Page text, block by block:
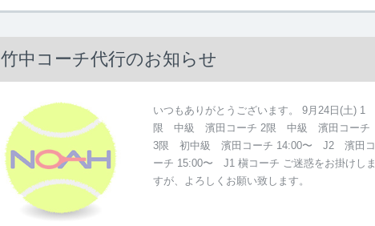
竹中コーチ代行のお知らせ
いつもありがとうございます。 9月24日(土) 1
限 中級 濱田コーチ 2限 中級 濱田コーチ
3限 初中級 濱田コーチ 14:00〜 J2 濱田コ
ーチ 15:00〜 J1 槇コーチ ご迷惑をお掛けしま
すが、よろしくお願い致します。